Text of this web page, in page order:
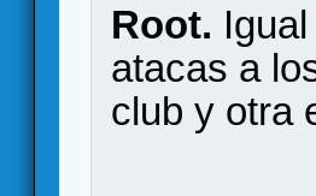
Root.
atacas a
club y otra